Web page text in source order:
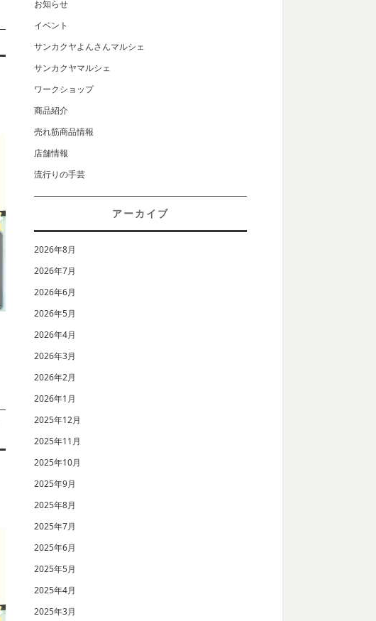
お知らせ
イベント
サンカクヤよんさんマルシェ
サンカクヤマルシェ
ワークショップ
商品紹介
売れ筋商品情報
店舗情報
流行りの手芸
アーカイブ
2026年8月
2026年7月
2026年6月
2026年5月
2026年4月
2026年3月
2026年2月
2026年1月
2025年12月
2025年11月
2025年10月
2025年9月
2025年8月
2025年7月
2025年6月
2025年5月
2025年4月
2025年3月